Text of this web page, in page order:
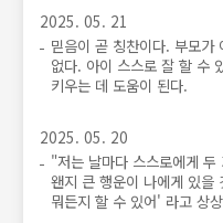
2025. 05. 21
믿음이 곧 칭찬이다. 부모가
없다. 아이 스스로 잘 할 수
키우는 데 도움이 된다.
2025. 05. 20
"저는 날마다 스스로에게
왠지 큰 행운이 나에게 있
뭐든지 할 수 있어' 라고 상